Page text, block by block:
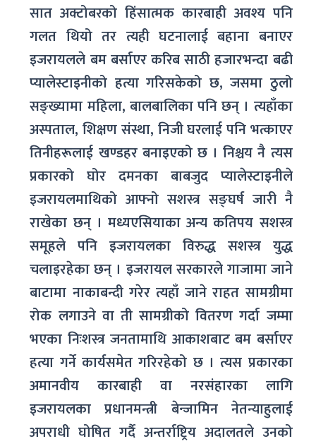
सात अक्टोबरको हिंसात्मक कारबाही अवश्य पनि
गलत थियो तर त्यही घटनालाई बहाना बनाएर
इजरायलले बम बर्साएर करिब साठी हजारभन्दा बढी
प्यालेस्टाइनीको हत्या गरिसकेको छ, जसमा ठुलो
सङ्ख्यामा महिला, बालबालिका पनि छन् । त्यहाँका
अस्पताल, शिक्षण संस्था, निजी घरलाई पनि भत्काएर
तिनीहरूलाई खण्डहर बनाइएको छ । निश्चय नै त्यस
प्रकारको घोर दमनका बाबजुद प्यालेस्टाइनीले
इजरायलमाथिको आफ्नो सशस्त्र सङ्घर्ष जारी नै
राखेका छन् । मध्यएसियाका अन्य कतिपय सशस्त्र
समूहले पनि इजरायलका विरुद्ध सशस्त्र युद्ध
चलाइरहेका छन् । इजरायल सरकारले गाजामा जाने
बाटामा नाकाबन्दी गरेर त्यहाँ जाने राहत सामग्रीमा
रोक लगाउने वा ती सामग्रीको वितरण गर्दा जम्मा
भएका निःशस्त्र जनतामाथि आकाशबाट बम बर्साएर
हत्या गर्ने कार्यसमेत गरिरहेको छ । त्यस प्रकारका
अमानवीय कारबाही वा नरसंहारका लागि
इजरायलका प्रधानमन्त्री बेन्जामिन नेतन्याहुलाई
अपराधी घोषित गर्दै अन्तर्राष्ट्रिय अदालतले उनको